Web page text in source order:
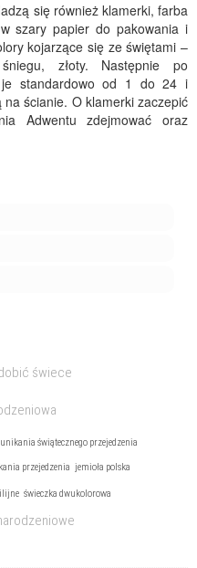
się również klamerki, farba
szary papier do pakowania i
kojarzące się ze świętami –
złoty. Następnie po
je standardowo od 1 do 24 i
ścianie. O klamerki zaczepić
Adwentu zdejmować oraz
świece
świątecznego przejedzenia
przejedzenia jemioła polska
świeczka dwukolorowa